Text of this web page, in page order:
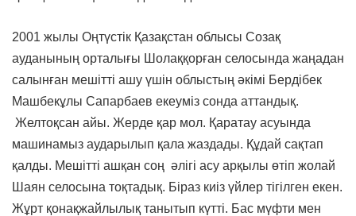
2001 жылы Оңтүстік Қазақстан облысы Созақ
ауданының орталығы Шолаққорған селосында жаңадан
салынған мешітті ашу үшін облыстың әкімі Бердібек
Машбекұлы Сапарбаев екеуміз сонда аттандық.
Желтоқсан айы. Жерде қар мол. Қаратау асуында
машинамыз аударылып қала жаздады. Құдай сақтап
қалды. Мешітті ашқан соң әлігі асу арқылы өтіп жолай
Шаян селосына тоқтадық. Біраз киіз үйлер тігілген екен.
Жұрт қонақжайлылық танытып күтті. Бас мүфти мен